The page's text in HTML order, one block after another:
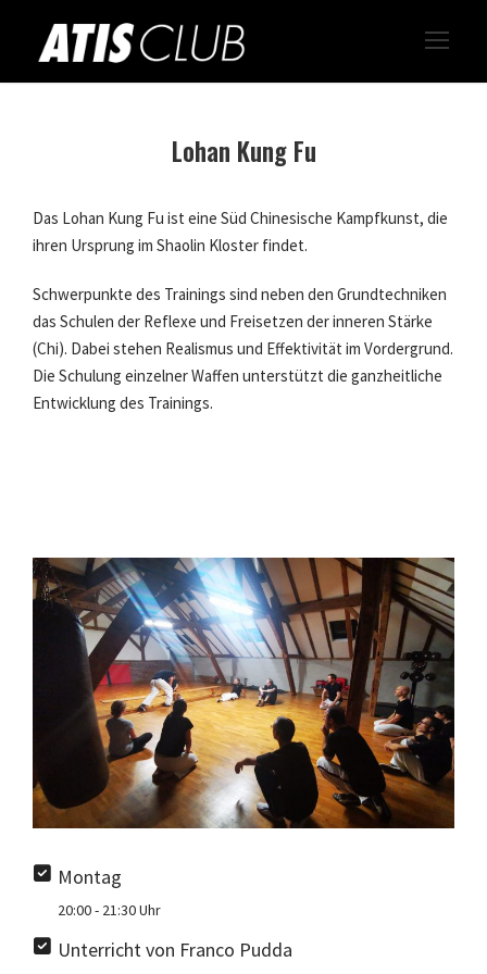
Lohan Kung Fu
Das Lohan Kung Fu ist eine Süd Chinesische Kampfkunst, die
ihren Ursprung im Shaolin Kloster findet.
Schwerpunkte des Trainings sind neben den Grundtechniken
das Schulen der Reflexe und Freisetzen der inneren Stärke
(Chi). Dabei stehen Realismus und Effektivität im Vordergrund.
Die Schulung einzelner Waffen unterstützt die ganzheitliche
Entwicklung des Trainings.
Montag
20:00 - 21:30 Uhr
Unterricht von Franco Pudda